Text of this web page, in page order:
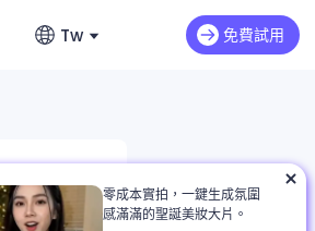
Tw
繁體中文 (台灣)
繁體中文
免費試用
零成本實拍，一鍵生成氛圍
感滿滿的聖誕美妝大片。